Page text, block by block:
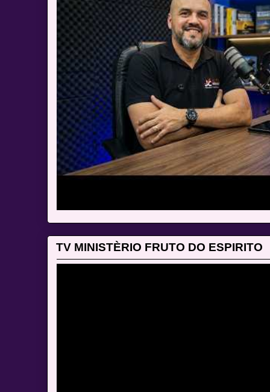
TV MINISTÈRIO FRUTO DO ESPIRITO